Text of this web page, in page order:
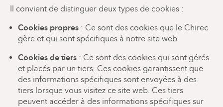
Il convient de distinguer deux types de cookies :
Cookies propres : Ce sont des cookies que le Chirec
gère et qui sont spécifiques à notre site web.
Cookies de tiers : Ce sont des cookies qui sont gérés
et placés par un tiers. Ces cookies garantissent que
des informations spécifiques sont envoyées à des
tiers lorsque vous visitez ce site web. Ces tiers
peuvent accéder à des informations spécifiques sur